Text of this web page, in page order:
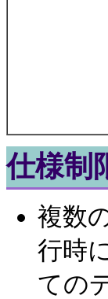
仕様制
複数
行時
ての